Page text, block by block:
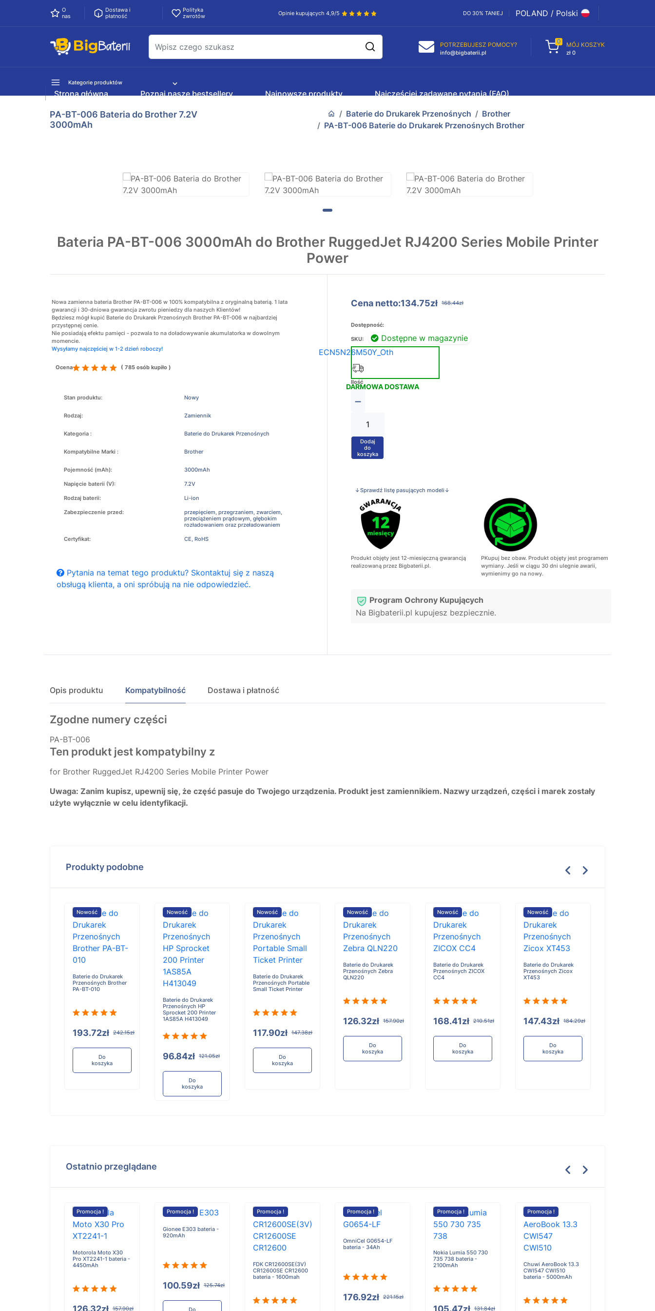
O
nas
Dostawa i
płatność
Polityka
zwrotów
Opinie kupujących 4,9/5 DO 30% TANIEJ POLAND / Polski
POTRZEBUJESZ POMOCY?
info@bigbaterii.pl
0 MÓJ KOSZYK
zł 0
Kategorie produktów
Strona główna Poznaj nasze bestsellery Najnowsze produkty Najczęściej zadawane pytania (FAQ)
PA-BT-006 Bateria do Brother 7.2V
3000mAh
Baterie do Drukarek Przenośnych
Brother
PA-BT-006 Baterie do Drukarek Przenośnych Brother
Bateria PA-BT-006 3000mAh do Brother RuggedJet RJ4200 Series Mobile Printer
Power
Nowa zamienna bateria Brother PA-BT-006 w 100% kompatybilna z oryginalną baterią. 1 lata
gwarancji i 30-dniowa gwarancja zwrotu pieniedzy dla naszych Klientów!
Będziesz mógł kupić Baterie do Drukarek Przenośnych Brother PA-BT-006 w najbardziej
przystępnej cenie.
Nie posiadają efektu pamięci - pozwala to na doładowywanie akumulatorka w dowolnym
momencie.
Wysyłamy najczęściej w 1-2 dzień roboczy!
Ocena ( 785 osób kupiło )
Stan produktu: Nowy
Rodzaj: Zamiennik
Kategoria : Baterie do Drukarek Przenośnych
Kompatybilne Marki : Brother
Pojemność (mAh): 3000mAh
Napięcie baterii (V): 7.2V
Rodzaj baterii: Li-ion
Zabezpieczenie przed:
przepięciem, przegrzaniem, zwarciem,
przeciążeniem prądowym, głębokim
rozładowaniem oraz przeładowaniem
Certyfikat: CE, RoHS
Pytania na temat tego produktu? Skontaktuj się z naszą
obsługą klienta, a oni spróbują na nie odpowiedzieć.
Cena netto:134.75zł 168.44zł
Dostępność:
Dostępne w magazynie
SKU:
ECN5N26M50Y_Oth
DARMOWA DOSTAWA
Ilość
−
+
Dodaj
do
koszyka
↓Sprawdź listę pasujących modeli↓
Produkt objęty jest 12-miesięczną gwarancją
realizowaną przez Bigbaterii.pl.
PKupuj bez obaw. Produkt objęty jest programem
wymiany. Jeśli w ciągu 30 dni ulegnie awarii,
wymienimy go na nowy.
Program Ochrony Kupujących
Na Bigbaterii.pl kupujesz bezpiecznie.
Opis produktu Kompatybilność Dostawa i płatność
Zgodne numery części
PA-BT-006
Ten produkt jest kompatybilny z
for Brother RuggedJet RJ4200 Series Mobile Printer Power
Uwaga: Zanim kupisz, upewnij się, że część pasuje do Twojego urządzenia. Produkt jest zamiennikiem. Nazwy urządzeń, części i marek zostały
użyte wyłącznie w celu identyfikacji.
Produkty podobne
Nowość
Baterie do Drukarek
Przenośnych Brother
PA-BT-010
193.72zł 242.15zł
Do
koszyka
Nowość
Baterie do Drukarek
Przenośnych HP
Sprocket 200 Printer
1AS85A H413049
96.84zł 121.05zł
Do
koszyka
Nowość
Baterie do Drukarek
Przenośnych Portable
Small Ticket Printer
117.90zł 147.38zł
Do
koszyka
Nowość
Baterie do Drukarek
Przenośnych Zebra
QLN220
126.32zł 157.90zł
Do
koszyka
Nowość
Baterie do Drukarek
Przenośnych ZICOX
CC4
168.41zł 210.51zł
Do
koszyka
Nowość
Baterie do Drukarek
Przenośnych Zicox
XT453
147.43zł 184.29zł
Do
koszyka
Ostatnio przeglądane
Promocja !
Motorola Moto X30
Pro XT2241-1 bateria -
4450mAh
126.32zł 157.90zł
Promocja !
Gionee E303 bateria -
920mAh
100.59zł 125.74zł
Do
Promocja !
FDK CR12600SE(3V)
CR12600SE CR12600
bateria - 1600mah
Promocja !
OmniCel G0654-LF
bateria - 34Ah
176.92zł 221.15zł
Promocja !
Nokia Lumia 550 730
735 738 bateria -
2100mAh
105.47zł 131.84zł
Promocja !
Chuwi AeroBook 13.3
CWI547 CWI510
bateria - 5000mAh